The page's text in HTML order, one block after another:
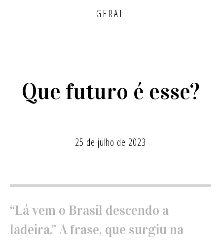
GERAL
Que futuro é esse?
25 de julho de 2023
“Lá vem o Brasil descendo a
ladeira.” A frase, que surgiu na